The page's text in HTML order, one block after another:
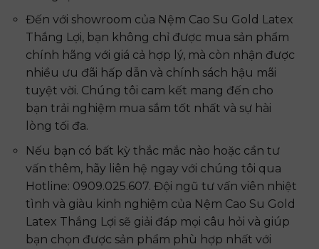
Đến với showroom của Nệm Cao Su Gold Latex
Thắng Lợi, bạn không chỉ được mua sản phẩm
chính hãng với giá cả hợp lý, mà còn nhận được
nhiều ưu đãi hấp dẫn và chính sách hậu mãi
tuyệt vời. Chúng tôi cam kết mang đến cho
bạn trải nghiệm mua sắm tốt nhất và sự hài
lòng tối đa.
Nếu bạn có bất kỳ thắc mắc nào hoặc cần tư
vấn thêm, hãy liên hệ ngay với chúng tôi qua
Hotline: 0909.025.607. Đội ngũ tư vấn viên nhiệt
tình và giàu kinh nghiệm của Nệm Cao Su Gold
Latex Thắng Lợi sẽ giải đáp mọi câu hỏi và giúp
bạn chọn được sản phẩm phù hợp nhất với